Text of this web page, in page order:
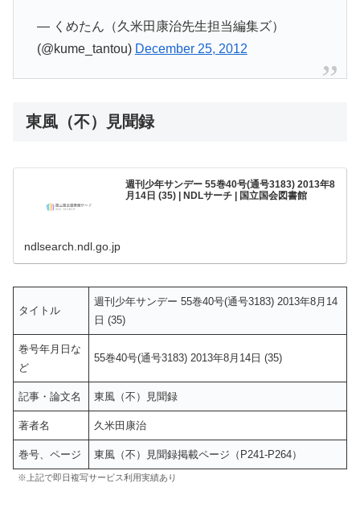
— くめたん（久米田康治先生担当編集ズ）
(@kume_tantou) December 25, 2012
東風（不）見聞録
週刊少年サンデー 55巻40号(通号3183) 2013年8
月14日 (35) | NDLサーチ | 国立国会図書館
ndlsearch.ndl.go.jp
タイトル
週刊少年サンデー 55巻40号(通号3183) 2013年8月14
日 (35)
巻号年月日な
ど
55巻40号(通号3183) 2013年8月14日 (35)
記事・論文名 東風（不）見聞録
著者名 久米田康治
巻号、ページ 東風（不）見聞録掲載ページ（P241-P264）
※上記で即日複写サービス利用実績あり